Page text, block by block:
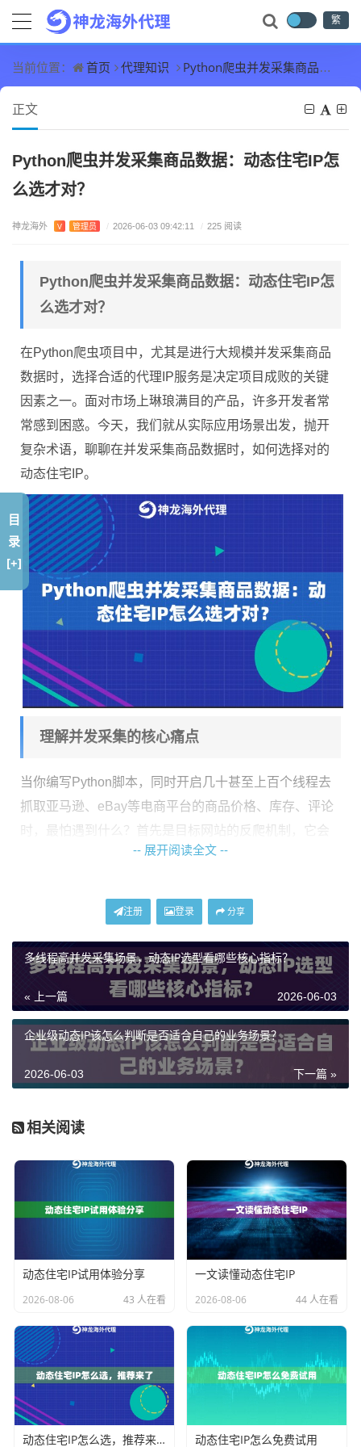
繁
当前位置： 首页 代理知识 Python爬虫并发采集商品数据：动态住宅IP怎么选才对？
正文
Python爬虫并发采集商品数据：动态住宅IP怎
么选才对？
神龙海外 V 管理员 / 2026-06-03 09:42:11 / 225 阅读
Python爬虫并发采集商品数据：动态住宅IP怎
么选才对？
在Python爬虫项目中，尤其是进行大规模并发采集商品
数据时，选择合适的代理IP服务是决定项目成败的关键
因素之一。面对市场上琳琅满目的产品，许多开发者常
常感到困惑。今天，我们就从实际应用场景出发，抛开
复杂术语，聊聊在并发采集商品数据时，如何选择对的
动态住宅IP。
理解并发采集的核心痛点
当你编写Python脚本，同时开启几十甚至上百个线程去
抓取亚马逊、eBay等电商平台的商品价格、库存、评论
时，最怕遇到什么？首先是目标网站的反爬机制，它会
迅速识别并封禁来自同一IP地址的异常高频请求。是IP的
据残缺不全；速度慢则会拖累整个采集效率，让“并发”失
去意义。是成本问题，频繁更换IP意味着更高的支出。
一个“对”的动态住宅IP，必须能有效规避封禁、保证高成
功率与速度，并且在长期高频使用下成本可控。这正是
神龙海外动态IP这类服务设计的出发点。
动态住宅IP：为何是商品数据采集的首选？
网络，并且会按一定周期更换。相比于数据中心IP，住
被风控系统识别和拦截。这对于模拟真实用户浏览行
为、采集受保护严格的商品数据来说，优势明显。
在选择时，你需要关注几个核心指标：IP的真实性（住
IP池的规模与纯净度、更换策略的灵活性
及网络的带宽与成功率
。一个庞大的、纯净的住宅IP池
可以确保你的并发请求分散在不同的“真实用户”背后，大
如何根据业务场景选择套餐？
并非所有业务都需要最顶配的服务。针对Python并发采
集商品数据，我们可以根据数据量、目标网站反爬强
-- 展开阅读全文 --
注册 登录 分享
多线程高并发采集场景，动态IP选型看哪些核心指标？
« 上一篇 2026-06-03
企业级动态IP该怎么判断是否适合自己的业务场景？
下一篇 »
2026-06-03
相关阅读
动态住宅IP试用体验分享
2026-08-06 43 人在看
一文读懂动态住宅IP
2026-08-06 44 人在看
动态住宅IP怎么选，推荐来了 动态住宅IP怎么免费试用
目
录
[+]